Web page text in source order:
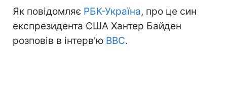
Як повідомляє РБК-Україна, про це син
експрезидента США Хантер Байден
розповів в інтерв'ю BBC.